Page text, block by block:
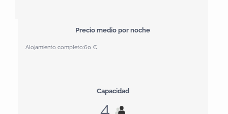
Precio medio por noche
Alojamiento completo:60 €
Capacidad
4